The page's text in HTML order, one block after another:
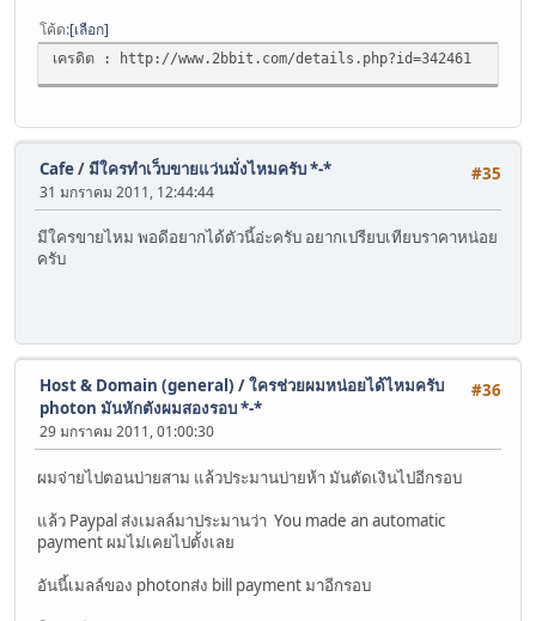
โค้ด เลือก
เครดิต : http://www.2bbit.com/details.php?id=342461
#35
Cafe/ มีใครทำเว็บขายแว่นมั่งไหมครับ *-*
31 มกราคม 2011, 12:44:44
มีใครขายไหม พอดีอยากได้ตัวนี้อ่ะครับ อยากเปรียบเทียบราคาหน่อย
ครับ
#36
Host & Domain (general) /ใครช่วยผมหน่อยได้ไหมครับ
photon มันหักตังผมสองรอบ *-*
29 มกราคม 2011, 01:00:30
ผมจ่ายไปตอนบ่ายสาม แล้วประมานบ่ายห้า มันตัดเงินไปอีกรอบ
แล้ว Paypal ส่งเมลล์มาประมานว่า You made an automatic
payment‏ ผมไม่เคยไปตั้งเลย
อันนี้เมลล์ของ photonส่ง bill payment มาอีกรอบ